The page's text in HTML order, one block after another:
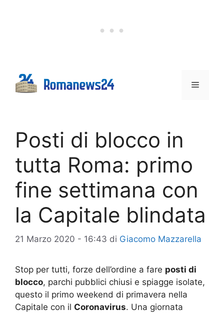
Menu
Posti di blocco in
tutta Roma: primo
fine settimana con
la Capitale blindata
21 Marzo 2020 - 16:43 di Giacomo Mazzarella
Stop per tutti, forze dell’ordine a fare posti di
blocco, parchi pubblici chiusi e spiagge isolate,
questo il primo weekend di primavera nella
Capitale con il Coronavirus. Una giornata